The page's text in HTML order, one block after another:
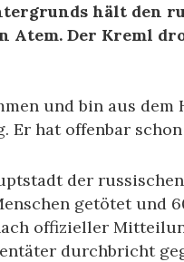
hält den
Atem. Der Kreml
und bin aus dem
hat offenbar
der
getötet und
offizieller
durchbricht